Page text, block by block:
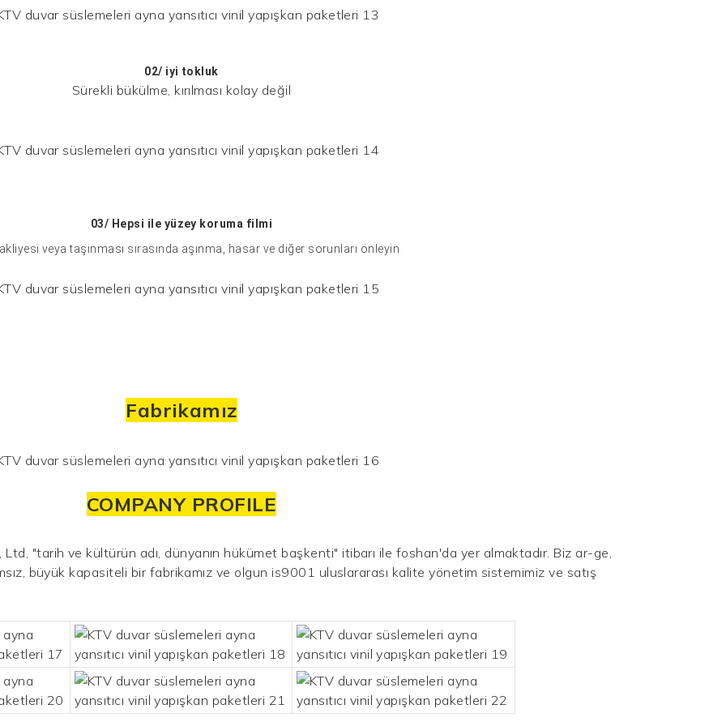
02/ iyi tokluk
Sürekli bükülme, kırılması kolay değil
03/ Hepsi ile yüzey koruma filmi
veya taşınması sırasında aşınma, hasar ve diğer sorunları önleyin
Fabrikamız
COMPANY PROFILE
"tarih ve kültürün adı, dünyanın hükümet başkenti" itibarı ile foshan'da yer almaktadır. Biz ar-ge,
büyük kapasiteli bir fabrikamız ve olgun is9001 uluslararası kalite yönetim sistemimiz ve satış